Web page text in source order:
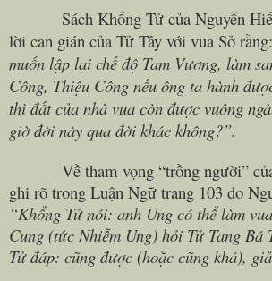
Sách Khổng Tử của Nguyễn
lời can gián của Tử Tây với vua Sở rằng:
muốn lập lại chế độ Tam Vương, làm
Công, Thiệu Công nếu ông ta hành
thì đất của nhà vua còn được vuông
giờ đời này qua đời khác không?”.
Về tham vọng “trồng người”
ghi rõ trong Luận Ngữ trang 103 do
“Khổng Tử nói: anh Ung có thể làm
Cung (tức Nhiễm Ung) hỏi Tử Tang Bá
Tử đáp: cũng được (hoặc cũng khá),